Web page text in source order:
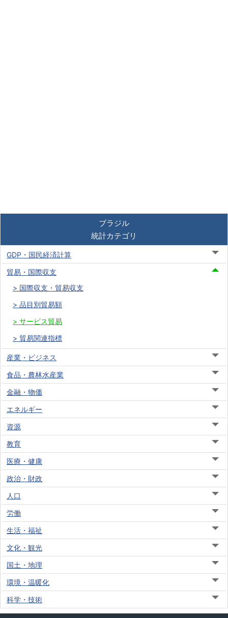
ブラジル
統計カテゴリ
GDP・国民経済計算
貿易・国際収支
国際収支・貿易収支
品目別貿易額
サービス貿易
貿易関連指標
産業・ビジネス
食品・農林水産業
金融・物価
エネルギー
資源
教育
医療・健康
政治・財政
人口
労働
生活・福祉
文化・観光
国土・地理
環境・温暖化
科学・技術